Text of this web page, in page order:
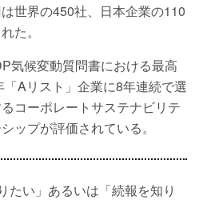
世界の450社、日本企業の110
た。
気候変動質問書における最高
Aリスト」企業に8年連続で選
コーポレートサステナビリテ
ップが評価されている。
たい」あるいは「続報を知り